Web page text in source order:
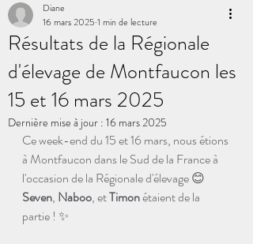
Résultats de la Régionale
d'élevage de Montfaucon les
15 et 16 mars 2025
Diane
16 mars 2025 1 min de lecture
Dernière mise à jour : 16 mars 2025
Ce week-end du 15 et 16 mars, nous étions
à Montfaucon dans le Sud de la France à
l'occasion de la Régionale d'élevage 😊
Seven, Naboo, et Timon étaient de la
partie ! ✨